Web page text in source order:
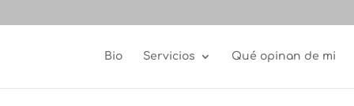
Bio Servicios Qué opinan de mi